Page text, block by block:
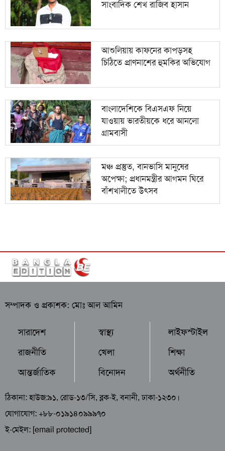
সাংবাদিক শেখ রাজিব হাসান
আশুলিয়ায় কাফনের কাপড়সহ
চিঠিতে প্রাণনাশের হুমকির অভিযোগ
বাংলাদেশিকে বিএসএফ নিয়ে
যাওয়ায় ভারতীয়কে ধরে আনলো
গ্রামবাসী
মঞ্চ প্রস্তুত, বানভাসি মানুষের
অপেক্ষা; প্রধানমন্ত্রীর আগমন ঘিরে
বাঁশখালীতে উৎসব
সম্পাদক ও প্রকাশক: মোঃ আল আমিন
সারাদেশ
রাজনীতি
আন্তর্জাতিক
স্বাস্থ্য
খেলা
বিনোদন
লাইফস্টাইল
শিক্ষা
অর্থনীতি
ঠিকানা: হাউজ:৯১, রোড-১৩/সি, ব্লক-ই, বনানী, ঢাকা-১২৩০।
যোগাযোগ: +৮৮-০১৯১৪০৯৯৯৭০
ই-মেইল: [email protected]